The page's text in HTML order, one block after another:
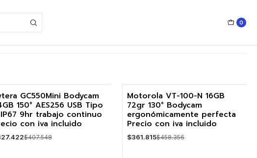
0
de 2024
-20%
GC550Mini Bodycam
150° AES256 USB Tipo
9hr trabajo continuo
con iva incluido
$407.548
-21%
Agotado
Motorola VT-100-N 16GB
72gr 130° Bodycam
ergonómicamente perfecta
Precio con iva incluido
$361.815$458.356